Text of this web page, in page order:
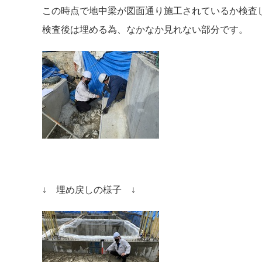
この時点で地中梁が図面通り施工されているか検査
検査後は埋める為、なかなか見れない部分です。
↓ 埋め戻しの様子 ↓